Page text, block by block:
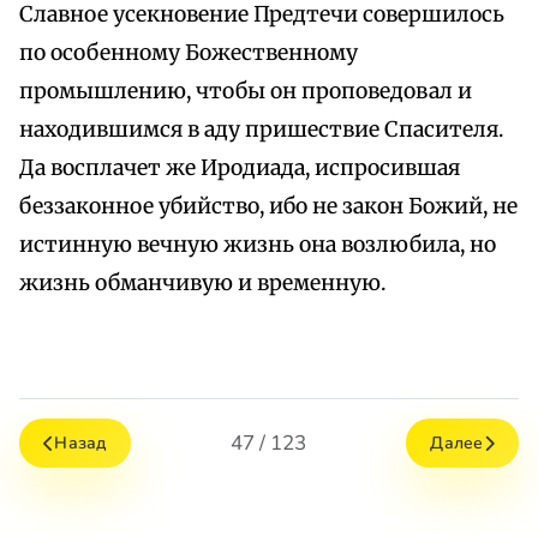
Славное усекновение Предтечи совершилось
по особенному Божественному
промышлению, чтобы он проповедовал и
находившимся в аду пришествие Спасителя.
Да восплачет же Иродиада, испросившая
беззаконное убийство, ибо не закон Божий, не
истинную вечную жизнь она возлюбила, но
жизнь обманчивую и временную.
Назад 47 / 123 Далее